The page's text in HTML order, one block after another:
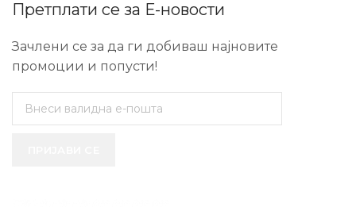
Претплати се за Е-новости
Зачлени се за да ги добиваш најновите
промоции и попусти!